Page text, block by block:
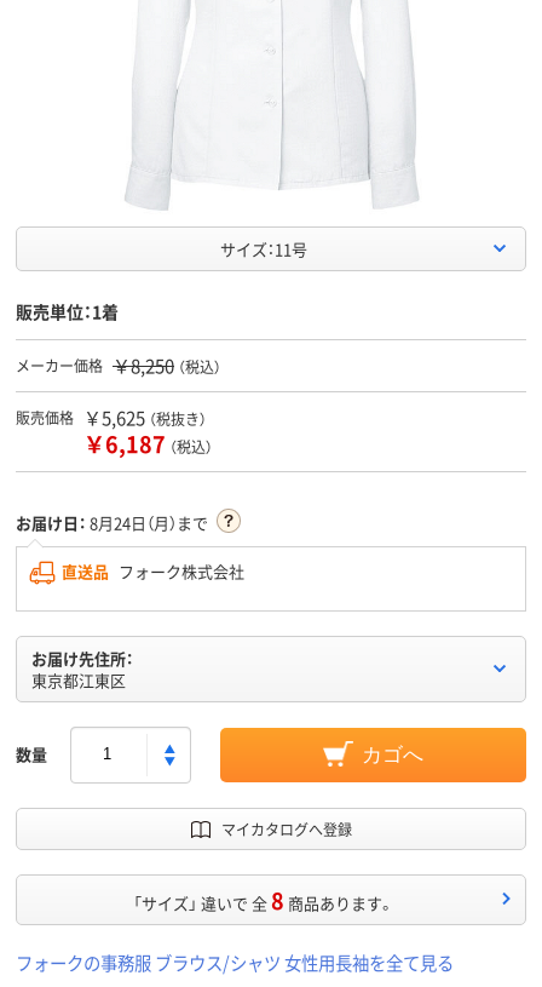
サイズ：11号
販売単位：1着
メーカー価格 ￥8,250 （税込）
販売価格 ￥5,625 （税抜き）
￥6,187 （税込）
お届け日： 8月24日（月）まで
直送品 フォーク株式会社
お届け先住所：
東京都江東区
数量 カゴへ
マイカタログへ登録
「サイズ」 違いで 全8 商品あります。
フォークの事務服 ブラウス/シャツ 女性用長袖を全て見る